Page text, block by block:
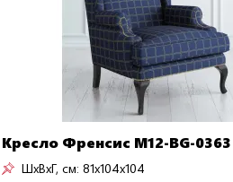
Кресло Френсис M12-BG-0363
ШxВxГ, см: 81x104x104